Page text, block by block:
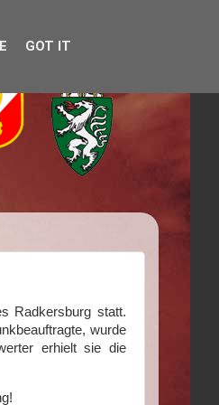
Radkersburg statt.
wurde
erhielt sie die
GOT IT